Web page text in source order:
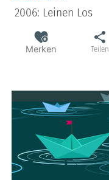
2006: Leinen Los
Merken Teilen